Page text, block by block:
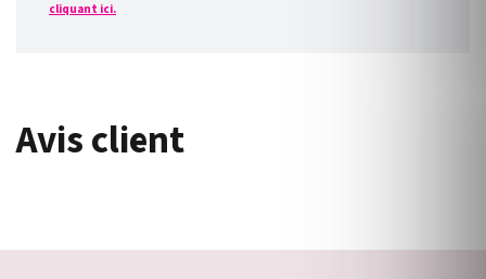
cliquant ici.
Avis client